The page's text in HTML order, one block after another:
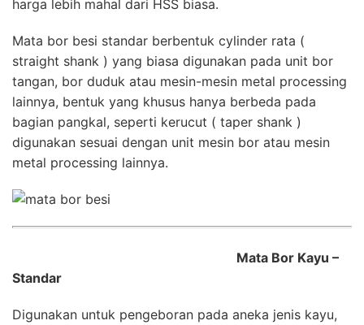
harga lebih mahal dari HSS biasa.
Mata bor besi standar berbentuk cylinder rata (
straight shank ) yang biasa digunakan pada unit bor
tangan, bor duduk atau mesin-mesin metal processing
lainnya, bentuk yang khusus hanya berbeda pada
bagian pangkal, seperti kerucut ( taper shank )
digunakan sesuai dengan unit mesin bor atau mesin
metal processing lainnya.
Mata Bor Kayu –
Standar
Digunakan untuk pengeboran pada aneka jenis kayu,